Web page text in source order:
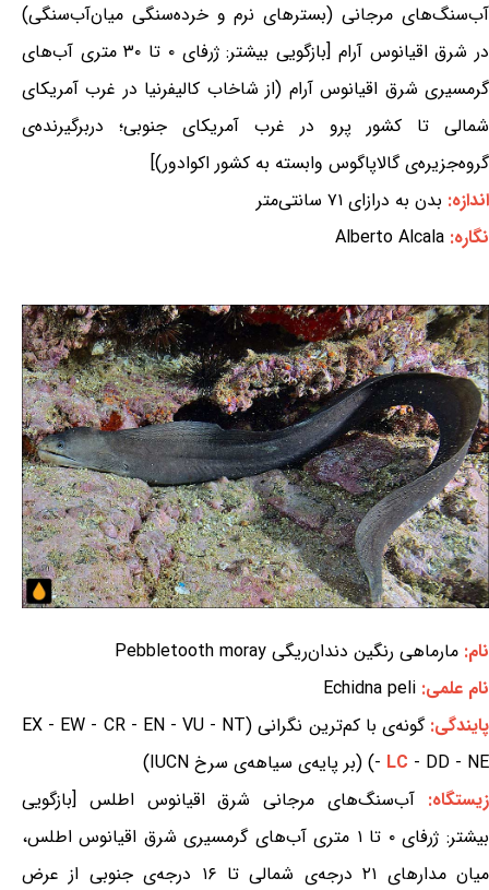
آب‌سنگ‌های مرجانی (بسترهای نرم و خرده‌سنگی میان‌آب‌سنگی)
در شرق اقیانوس آرام [بازگویی بیشتر: ژرفای ۰ تا ۳۰ متری آب‌های
گرمسیری شرق اقیانوس آرام (از شاخاب کالیفرنیا در غرب آمریکای
شمالی تا کشور پرو در غرب آمریکای جنوبی؛ دربرگیرنده‌ی
گروه‌جزیره‌ی گالاپاگوس وابسته به کشور اکوادور)]
اندازه: بدن به درازای ۷۱ سانتی‌متر
نگاره: Alberto Alcala
نام: مارماهی رنگین دندان‌ریگی Pebbletooth moray
نام علمی: Echidna peli
پایندگی:
گونه‌ی با کم‌ترین نگرانی (EX - EW - CR - EN - VU - NT
- LC - DD - NE) (بر پایه‌ی سیاهه‌ی سرخ IUCN)
زیستگاه: آب‌سنگ‌های مرجانی شرق اقیانوس اطلس [بازگویی
بیشتر: ژرفای ۰ تا ۱ متری آب‌های گرمسیری شرق اقیانوس اطلس،
میان مدارهای ۲۱ درجه‌ی شمالی تا ۱۶ درجه‌ی جنوبی از عرض